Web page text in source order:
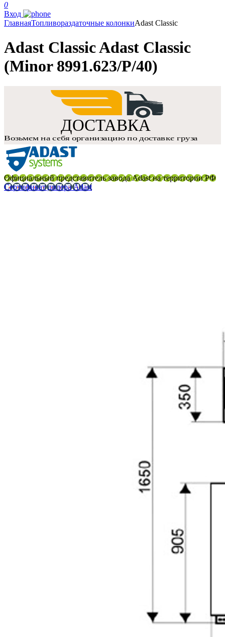
0
Вход
ГлавнаяТопливораздаточные колонкиAdast Classic
Adast Classic Adast Classic
(Minor 8991.623/P/40)
Официальный представитель завода Adast на территории РФ
Сертификат дилера Adast